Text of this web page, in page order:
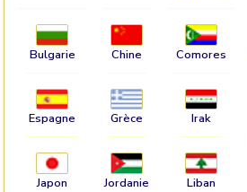
Bulgarie Chine Comores
Espagne Grèce Irak
Japon Jordanie Liban